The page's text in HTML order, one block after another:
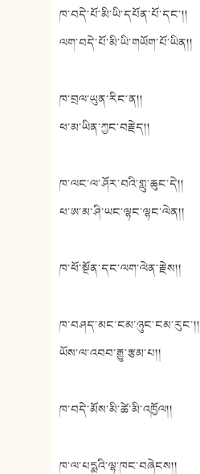
ཁ་བདེ་པོ་མི་ཡི་དཔོན་པོ་དང་།།
ལག་བདེ་པོ་མི་ཡི་གཡོག་པོ་ཡིན།།
ཁ་བྲལ་ཡུན་རིང་ན།།
ཕ་མ་ཡིན་ཀྱང་བརྗེད།།
ཁ་ལང་ལ་ཤོར་བའི་གླུ་ཆུང་དེ།།
ཕ་ཨ་མ་ཤི་ཡང་ལྷང་ལྷང་ལེན།།
ཁ་ཕོ་སྔོན་དང་ལག་ལེན་རྗེས།།
ཁ་བཤད་མང་ངམ་ཉུང་ངམ་རུང་།།
ཡོས་ལ་འབབ་རྒྱུ་རྩམ་པ།།
ཁ་བདེ་མོས་མི་ཚེ་མི་འཁྱོལ།།
ཁ་ལ་པདྨའི་ལྷ་ཁང་བཞེངས།།